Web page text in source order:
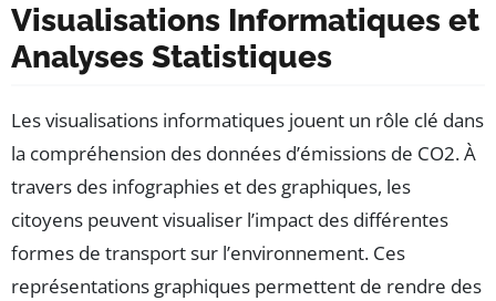
Visualisations Informatiques et
Analyses Statistiques
Les visualisations informatiques jouent un rôle clé dans
la compréhension des données d’émissions de CO2. À
travers des infographies et des graphiques, les
citoyens peuvent visualiser l’impact des différentes
formes de transport sur l’environnement. Ces
représentations graphiques permettent de rendre des